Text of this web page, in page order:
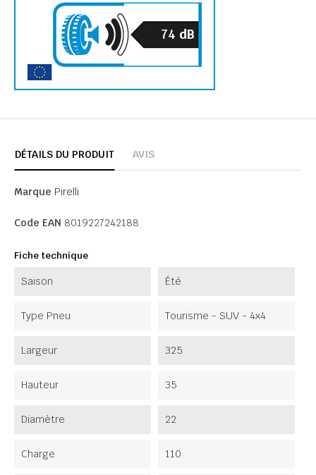
74 dB
DÉTAILS DU PRODUIT AVIS
Marque Pirelli
Code EAN 8019227242188
Fiche technique
Saison Été
Type Pneu Tourisme - SUV - 4x4
Largeur 325
Hauteur 35
Diamètre 22
Charge 110